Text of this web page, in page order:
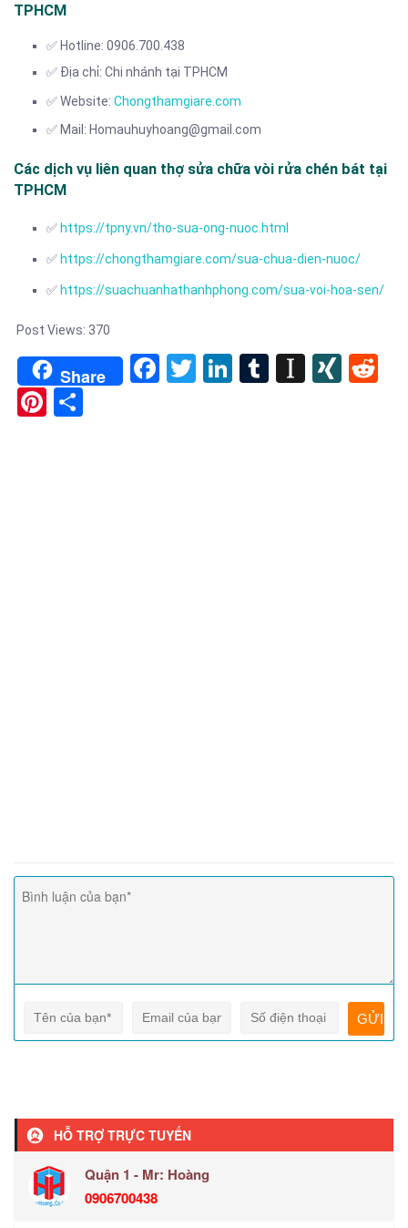
TPHCM
✅ Hotline: 0906.700.438
✅ Địa chỉ: Chi nhánh tại TPHCM
✅ Website: Chongthamgiare.com
✅ Mail: Homauhuyhoang@gmail.com
Các dịch vụ liên quan thợ sửa chữa vòi rửa chén bát tại
TPHCM
✅ https://tpny.vn/tho-sua-ong-nuoc.html
✅ https://chongthamgiare.com/sua-chua-dien-nuoc/
✅ https://suachuanhathanhphong.com/sua-voi-hoa-sen/
Post Views: 370
Share Facebook
TwitterLinkedIn
Tumblr
Pinterest
HỖ TRỢ TRỰC TUYẾN
Quận 1 - Mr: Hoàng
0906700438